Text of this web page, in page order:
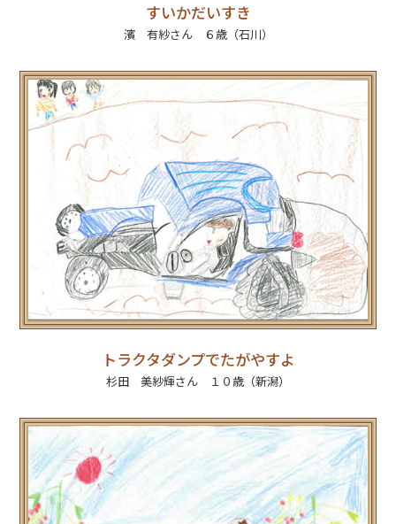
すいかだいすき
濱 有紗さん ６歳（石川）
トラクタダンプでたがやすよ
杉田 美紗輝さん １０歳（新潟）